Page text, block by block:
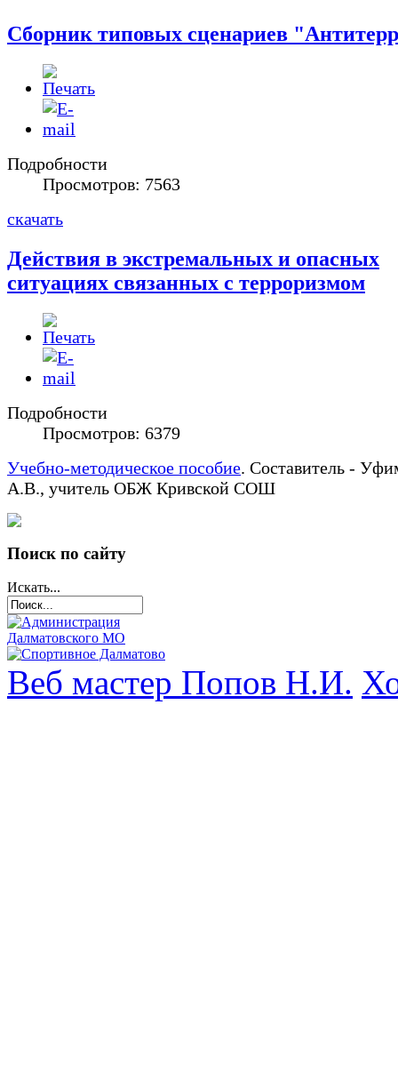
Сборник типовых сценариев
Подробности
Просмотров: 7563
скачать
Действия в экстремальных и опасных
ситуациях связанных с терроризмом
Подробности
Просмотров: 6379
Учебно-методическое пособие. Составитель -
А.В., учитель ОБЖ Кривской СОШ
Поиск по сайту
Искать...
Веб мастер Попов Н.И.